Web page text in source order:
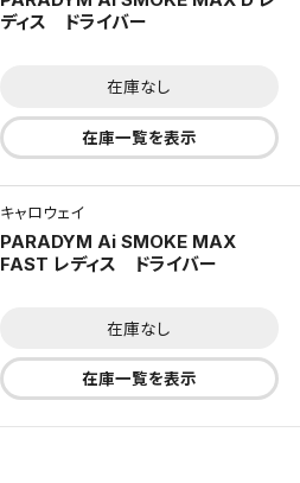
ディス ドライバー
在庫なし
在庫一覧を表示
キャロウェイ
PARADYM Ai SMOKE MAX
FAST レディス ドライバー
在庫なし
在庫一覧を表示